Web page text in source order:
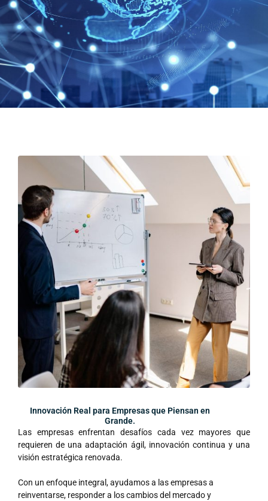
Innovación Real para Empresas que Piensan en
Grande.
Las empresas enfrentan desafíos cada vez mayores que
requieren de una adaptación ágil, innovación continua y una
visión estratégica renovada.
Con un enfoque integral, ayudamos a las empresas a
reinventarse, responder a los cambios del mercado y